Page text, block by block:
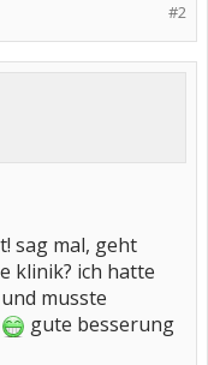
#2
sag mal, geht
klinik? ich hatte
musste
gute besserung